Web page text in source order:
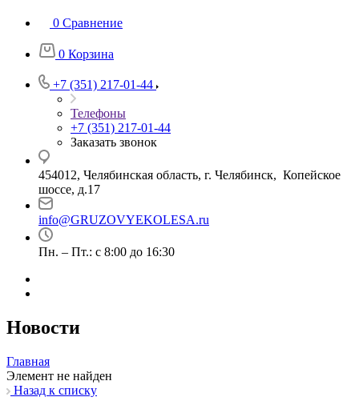
0 Сравнение
0 Корзина
+7 (351) 217-01-44
Телефоны
+7 (351) 217-01-44
Заказать звонок
454012, Челябинская область, г. Челябинск, Копейское
шоссе, д.17
info@GRUZOVYEKOLESA.ru
Пн. – Пт.: с 8:00 до 16:30
Новости
Главная
Элемент не найден
Назад к списку